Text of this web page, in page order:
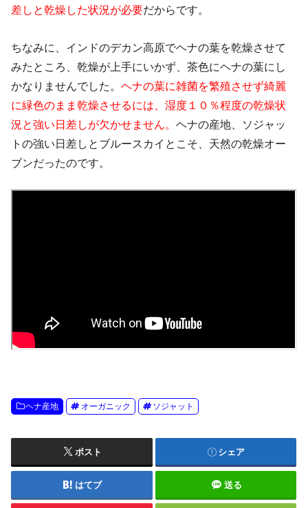
差しと乾燥した状況が必要だからです。
ちなみに、インドのデカン高原でヘナの葉を乾燥させて
みたところ、乾燥が上手にいかず、茶色にヘナの葉にし
かなりませんでした。ヘナの葉に雑菌を繁殖させず綺麗
に緑色のまま乾燥させるには、湿度１０％程度の乾燥状
況と強い日差しが欠かせません。ヘナの産地、ソジャッ
トの強い日差しとブルースカイとこそ、天然の乾燥オー
ブンだったのです。
ヘナ産地 オーガニック ソジャット
ポスト シェア
はてブ 送る